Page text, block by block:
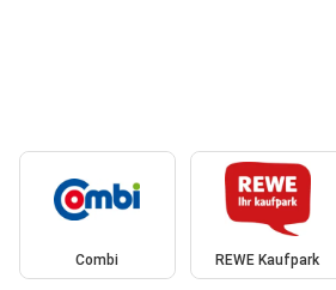
Combi REWE Kaufpark